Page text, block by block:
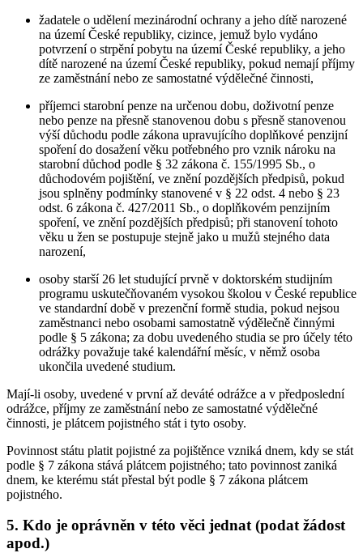
žadatele o udělení mezinárodní ochrany a jeho dítě narozené
na území České republiky, cizince, jemuž bylo vydáno
potvrzení o strpění pobytu na území České republiky, a jeho
dítě narozené na území České republiky, pokud nemají příjmy
ze zaměstnání nebo ze samostatné výdělečné činnosti,
příjemci starobní penze na určenou dobu, doživotní penze
nebo penze na přesně stanovenou dobu s přesně stanovenou
výší důchodu podle zákona upravujícího doplňkové penzijní
spoření do dosažení věku potřebného pro vznik nároku na
starobní důchod podle § 32 zákona č. 155/1995 Sb., o
důchodovém pojištění, ve znění pozdějších předpisů, pokud
jsou splněny podmínky stanovené v § 22 odst. 4 nebo § 23
odst. 6 zákona č. 427/2011 Sb., o doplňkovém penzijním
spoření, ve znění pozdějších předpisů; při stanovení tohoto
věku u žen se postupuje stejně jako u mužů stejného data
narození,
osoby starší 26 let studující prvně v doktorském studijním
programu uskutečňovaném vysokou školou v České republice
ve standardní době v prezenční formě studia, pokud nejsou
zaměstnanci nebo osobami samostatně výdělečně činnými
podle § 5 zákona; za dobu uvedeného studia se pro účely této
odrážky považuje také kalendářní měsíc, v němž osoba
ukončila uvedené studium.
Mají-li osoby, uvedené v první až deváté odrážce a v předposlední
odrážce, příjmy ze zaměstnání nebo ze samostatné výdělečné
činnosti, je plátcem pojistného stát i tyto osoby.
Povinnost státu platit pojistné za pojištěnce vzniká dnem, kdy se stát
podle § 7 zákona stává plátcem pojistného; tato povinnost zaniká
dnem, ke kterému stát přestal být podle § 7 zákona plátcem
pojistného.
5. Kdo je oprávněn v této věci jednat (podat žádost
apod.)